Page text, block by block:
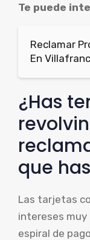
Te puede
Reclamar
En
¿Has
que
Las tarjetas
intereses muy
espiral de